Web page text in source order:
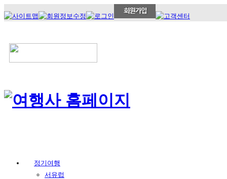
정기여행
서유럽